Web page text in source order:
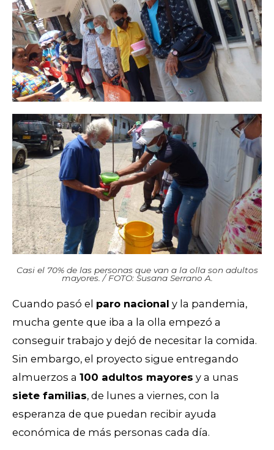
Casi el 70% de las personas que van a la olla son adultos
mayores. / FOTO: Susana Serrano A.
Cuando pasó el paro nacional y la pandemia,
mucha gente que iba a la olla empezó a
conseguir trabajo y dejó de necesitar la comida.
Sin embargo, el proyecto sigue entregando
almuerzos a 100 adultos mayores y a unas
siete familias, de lunes a viernes, con la
esperanza de que puedan recibir ayuda
económica de más personas cada día.